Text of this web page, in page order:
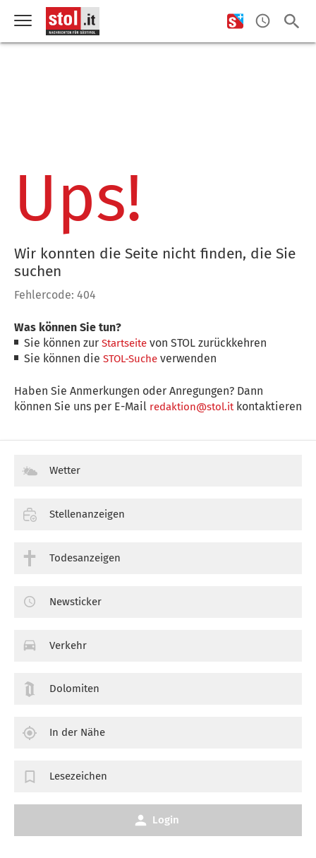
Ups!
Wir konnten die Seite nicht finden, die Sie
suchen
Fehlercode: 404
Was können Sie tun?
Sie können zurStartseite von STOL zurückkehren
Sie können dieSTOL-Suche verwenden
Haben Sie Anmerkungen oder Anregungen? Dann
können Sie uns per E-Mail redaktion@stol.itkontaktieren
Wetter
Stellenanzeigen
Todesanzeigen
Newsticker
Verkehr
Dolomiten
In der Nähe
Lesezeichen
Login